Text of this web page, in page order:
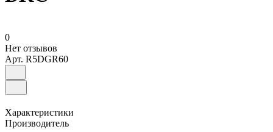
0
Нет отзывов
Арт. R5DGR60
Характеристики
Производитель